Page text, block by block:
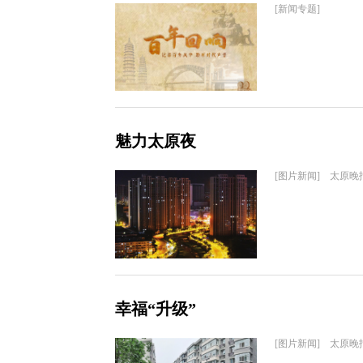
[新闻专题]
魅力太原夜
[图片新闻] 太原晚
幸福“升级”
[图片新闻] 太原晚